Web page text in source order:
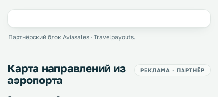
Партнёрский блок Aviasales · Travelpayouts.
Карта направлений из
аэропорта
РЕКЛАМА · ПАРТНЁР